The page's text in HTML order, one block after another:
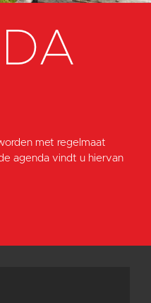
met regelmaat
agenda vindt u hiervan